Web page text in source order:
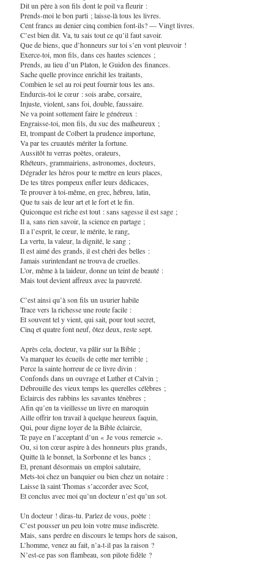
Dit un père à son fils dont le poil va fleurir :
Prends-moi le bon parti ; laisse-là tous les livres.
Cent francs au denier cinq combien font-ils? — Vingt livres.
C’est bien dit. Va, tu sais tout ce qu’il faut savoir.
Que de biens, que d’honneurs sur toi s’en vont pleuvoir !
Exerce-toi, mon fils, dans ces hautes sciences ;
Prends, au lieu d’un Platon, le Guidon des finances.
Sache quelle province enrichit les traitants,
Combien le sel au roi peut fournir tous les ans.
Endurcis-toi le cœur : sois arabe, corsaire,
Injuste, violent, sans foi, double, faussaire.
Ne va point sottement faire le généreux :
Engraisse-toi, mon fils, du suc des malheureux ;
Et, trompant de Colbert la prudence importune,
Va par tes cruautés mériter la fortune.
Aussitôt tu verras poètes, orateurs,
Rhéteurs, grammairiens, astronomes, docteurs,
Dégrader les héros pour te mettre en leurs places,
De tes titres pompeux enfler leurs dédicaces,
Te prouver à toi-même, en grec, hébreu, latin,
Que tu sais de leur art et le fort et le fin.
Quiconque est riche est tout : sans sagesse il est sage ;
Il a, sans rien savoir, la science en partage ;
Il a l’esprit, le cœur, le mérite, le rang,
La vertu, la valeur, la dignité, le sang ;
Il est aimé des grands, il est chéri des belles :
Jamais surintendant ne trouva de cruelles.
L’or, même à la laideur, donne un teint de beauté :
Mais tout devient affreux avec la pauvreté.
C’est ainsi qu’à son fils un usurier habile
Trace vers la richesse une route facile :
Et souvent tel y vient, qui sait, pour tout secret,
Cinq et quatre font neuf, ôtez deux, reste sept.
Après cela, docteur, va pâlir sur la Bible ;
Va marquer les écueils de cette mer terrible ;
Perce la sainte horreur de ce livre divin :
Confonds dans un ouvrage et Luther et Calvin ;
Débrouille des vieux temps les querelles célèbres ;
Éclaircis des rabbins les savantes ténèbres ;
Afin qu’en ta vieillesse un livre en maroquin
Aille offrir ton travail à quelque heureux faquin,
Qui, pour digne loyer de la Bible éclaircie,
Te paye en l’acceptant d’un « Je vous remercie ».
Ou, si ton cœur aspire à des honneurs plus grands,
Quitte là le bonnet, la Sorbonne et les bancs ;
Et, prenant désormais un emploi salutaire,
Mets-toi chez un banquier ou bien chez un notaire :
Laisse là saint Thomas s’accorder avec Scot,
Et conclus avec moi qu’un docteur n’est qu’un sot.
Un docteur ! diras-tu. Parlez de vous, poète :
C’est pousser un peu loin votre muse indiscrète.
Mais, sans perdre en discours le temps hors de saison,
L’homme, venez au fait, n’a-t-il pas la raison ?
N’est-ce pas son flambeau, son pilote fidèle ?